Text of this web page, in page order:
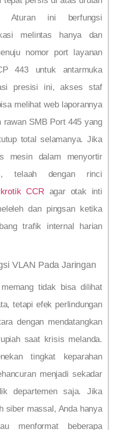
Aturan ini berfungsi
melintas hanya dan
nomor port layanan
443 untuk antarmuka
presisi ini, akses staf
melihat web laporannya
SMB Port 445 yang
total selamanya. Jika
mesin dalam menyortir
telaah dengan rinci
CCRagar otak inti
dan pingsan ketika
trafik internal harian
VLAN Pada Jaringan
tidak bisa dilihat
tetapi efek perlindungan
dengan mendatangkan
saat krisis melanda.
tingkat keparahan
menjadi sekadar
departemen saja. Jika
siber massal, Anda hanya
menformat beberapa